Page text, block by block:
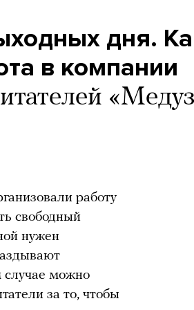
дня.
в компании
работу
свободный
нужен
случае можно
за то, чтобы